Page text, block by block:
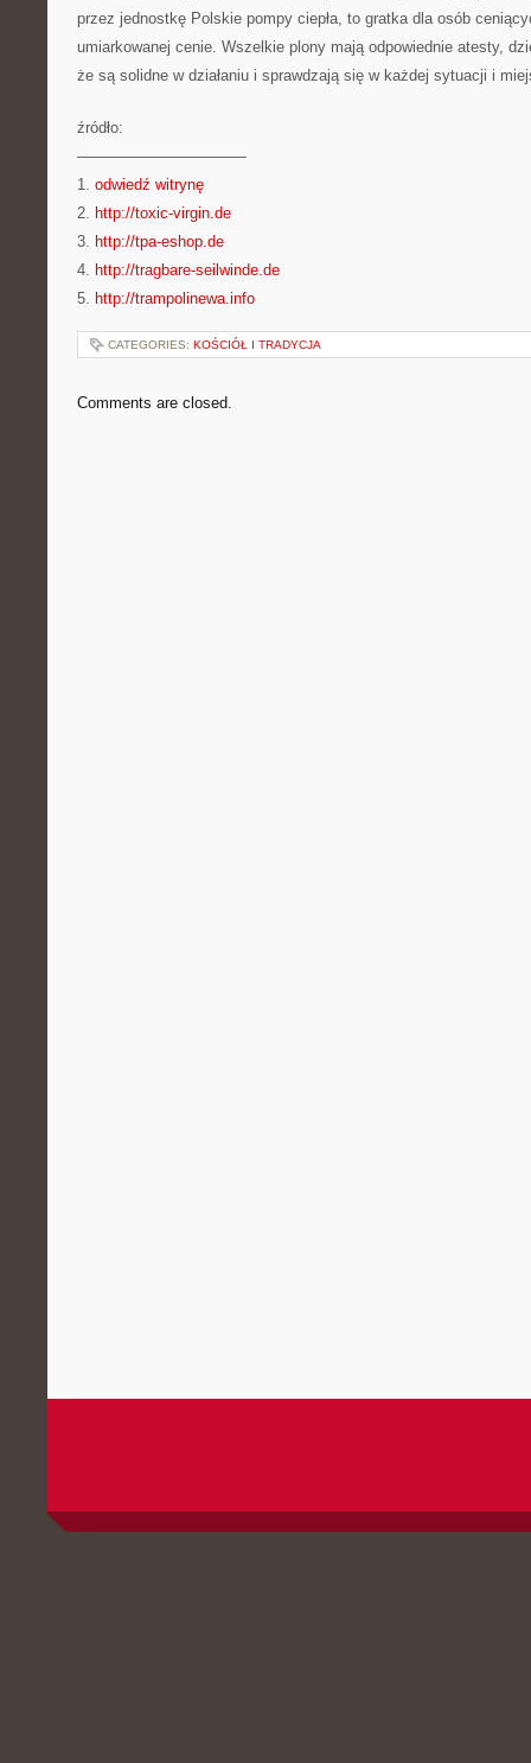
przez jednostkę Polskie pompy ciepła, to gratka dla osób
umiarkowanej cenie. Wszelkie plony mają odpowiednie atesty,
że są solidne w działaniu i sprawdzają się w każdej sytuacji i
źródło:
———————————
1. odwiedź witrynę
2. http://toxic-virgin.de
3. http://tpa-eshop.de
4. http://tragbare-seilwinde.de
5. http://trampolinewa.info
CATEGORIES: KOŚCIÓŁ I TRADYCJA
Comments are closed.